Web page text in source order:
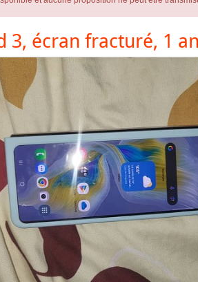
3, écran fracturé, 1